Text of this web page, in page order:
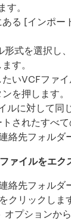
す。
る [インポー
形式を選択し
す。
いVCFファイ
を押します。
ルに対して同
されたすべ
絡先フォルダ
ァイルをエク
絡先フォルダ
クリックしま
オプションか